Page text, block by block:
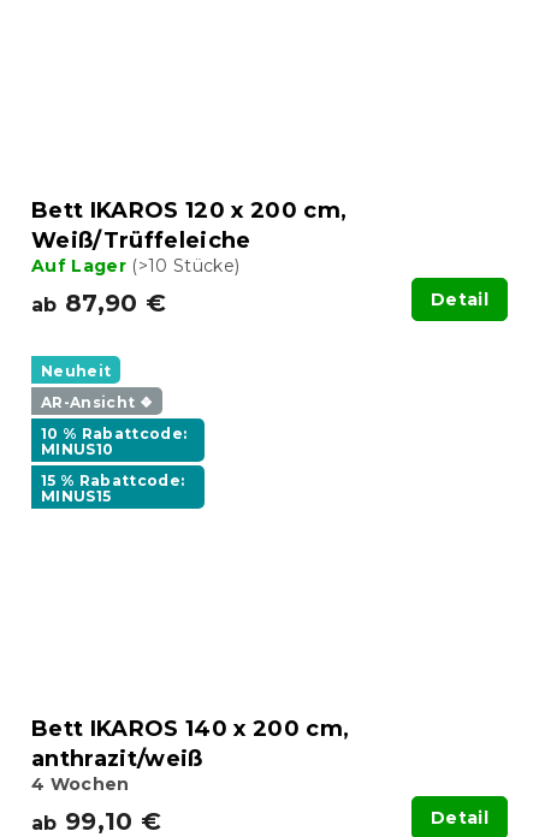
Bett IKAROS 120 x 200 cm,
Weiß/Trüffeleiche
Auf Lager (>10 Stücke)
ab 87,90 € Detail
Neuheit
AR-Ansicht ❖
10 % Rabattcode:
MINUS10
15 % Rabattcode:
MINUS15
Bett IKAROS 140 x 200 cm,
anthrazit/weiß
4 Wochen
ab 99,10 € Detail